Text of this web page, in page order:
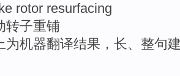
rotor resurfacing
转子重铺
为机器翻译结果，长、整句